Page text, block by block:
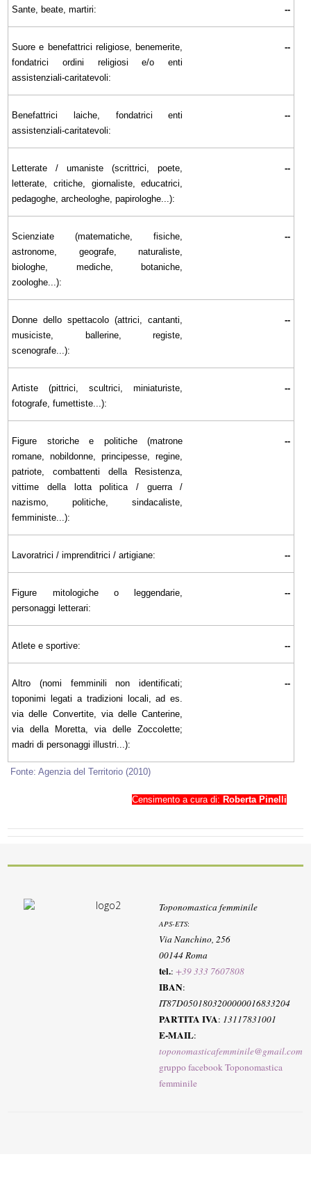
Sante, beate, martiri: --
Suore e benefattrici religiose, benemerite,
fondatrici ordini religiosi e/o enti
assistenziali-caritatevoli:
--
Benefattrici laiche, fondatrici enti
assistenziali-caritatevoli:
--
Letterate / umaniste (scrittrici, poete,
letterate, critiche, giornaliste, educatrici,
pedagoghe, archeologhe, papirologhe...):
--
Scienziate (matematiche, fisiche,
astronome, geografe, naturaliste,
biologhe, mediche, botaniche,
zoologhe...):
--
Donne dello spettacolo (attrici, cantanti,
musiciste, ballerine, registe,
scenografe...):
--
Artiste (pittrici, scultrici, miniaturiste,
fotografe, fumettiste...):
--
Figure storiche e politiche (matrone
romane, nobildonne, principesse, regine,
patriote, combattenti della Resistenza,
vittime della lotta politica / guerra /
nazismo, politiche, sindacaliste,
femministe...):
--
Lavoratrici / imprenditrici / artigiane: --
Figure mitologiche o leggendarie,
personaggi letterari:
--
Atlete e sportive: --
Altro (nomi femminili non identificati;
toponimi legati a tradizioni locali, ad es.
via delle Convertite, via delle Canterine,
via della Moretta, via delle Zoccolette;
madri di personaggi illustri...):
--
Fonte: Agenzia del Territorio (2010)
Censimento a cura di: Roberta Pinelli
Toponomastica femminile
APS-ETS:
Via Nanchino, 256
00144 Roma
tel.:+39 333 7607808
IBAN:
IT87D0501803200000016833204
PARTITA IVA: 13117831001
E-MAIL:
toponomasticafemminile@gmail.com
gruppo facebook Toponomastica
femminile